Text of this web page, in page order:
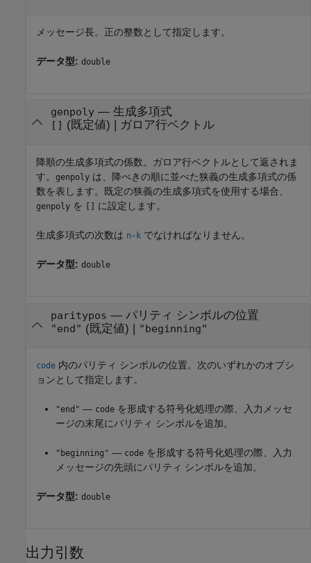
メッセージ長。正の整数として指定します。
データ型: double
genpoly— 生成多項式
[] (既定値) | ガロア行ベクトル
降順の生成多項式の係数。ガロア行ベクトルとして返されま
す。 genpoly は、降べきの順に並べた狭義の生成多項式の係
数を表します。既定の狭義の生成多項式を使用する場合、
genpoly を [] に設定します。
生成多項式の次数は n - k でなければなりません。
データ型: double
paritypos — パリティ シンボルの位置
"end" (既定値) | "beginning"
code 内のパリティ シンボルの位置。次のいずれかのオプシ
ョンとして指定します。
"end" — code を形成する符号化処理の際、入力メッセ
ージの末尾にパリティ シンボルを追加。
"beginning" — code を形成する符号化処理の際、入力
メッセージの先頭にパリティ シンボルを追加。
データ型: double
出力引数